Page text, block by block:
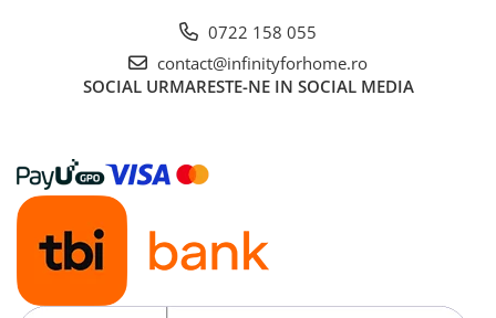
0722 158 055
contact@infinityforhome.ro
SOCIAL URMARESTE-NE IN SOCIAL MEDIA